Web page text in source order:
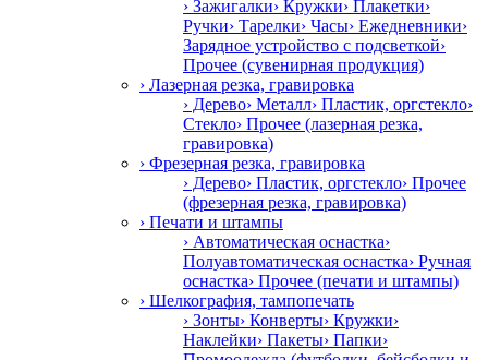
› Зажигалки› Кружки› Плакетки›
Ручки› Тарелки› Часы› Ежедневники›
Зарядное устройство с подсветкой›
Прочее (сувенирная продукция)
› Лазерная резка, гравировка
› Дерево› Металл› Пластик, оргстекло›
Стекло› Прочее (лазерная резка,
гравировка)
› Фрезерная резка, гравировка
› Дерево› Пластик, оргстекло› Прочее
(фрезерная резка, гравировка)
› Печати и штампы
› Автоматическая оснастка›
Полуавтоматическая оснастка› Ручная
оснастка› Прочее (печати и штампы)
› Шелкография, тампопечать
› Зонты› Конверты› Кружки›
Наклейки› Пакеты› Папки›